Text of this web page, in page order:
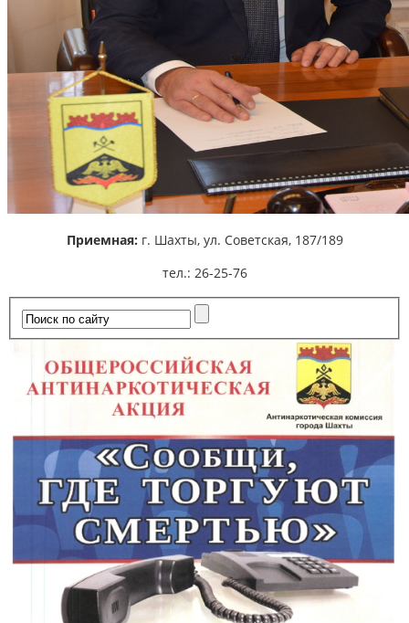
Приемная: г. Шахты, ул. Советская, 187/189
тел.: 26-25-76